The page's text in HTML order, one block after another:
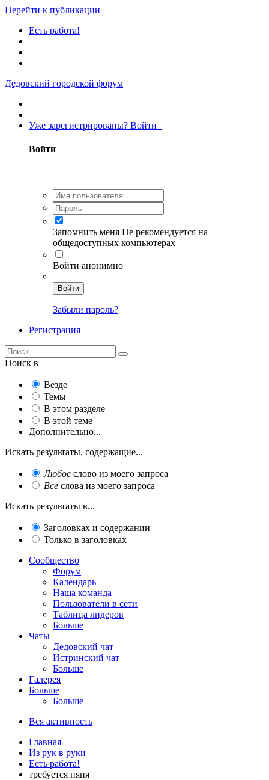
Перейти к публикации
Есть работа!
Дедовский городской форум
Уже зарегистрированы? Войти
Войти
Запомнить меня Не рекомендуется на
общедоступных компьютерах
Войти анонимно
Войти
Забыли пароль?
Регистрация
Поиск в
Везде
Темы
В этом разделе
В этой теме
Дополнительно...
Искать результаты, содержащие...
Любое слово из моего запроса
Все слова из моего запроса
Искать результаты в...
Заголовках и содержании
Только в заголовках
Сообщество
Форум
Календарь
Наша команда
Пользователи в сети
Таблица лидеров
Больше
Чаты
Дедовский чат
Истринский чат
Больше
Галерея
Больше
Больше
Вся активность
Главная
Из рук в руки
Есть работа!
требуется няня